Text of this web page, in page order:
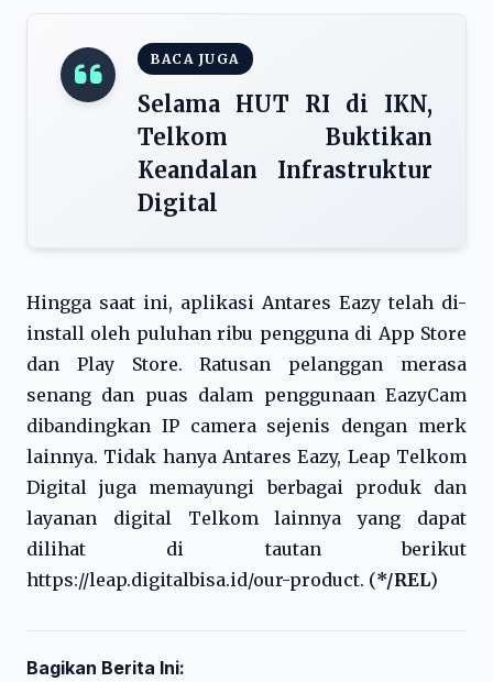
BACA JUGA
Selama HUT RI di IKN,
Telkom Buktikan
Keandalan Infrastruktur
Digital
Hingga saat ini, aplikasi Antares Eazy telah di-
install oleh puluhan ribu pengguna di App Store
dan Play Store. Ratusan pelanggan merasa
senang dan puas dalam penggunaan EazyCam
dibandingkan IP camera sejenis dengan merk
lainnya. Tidak hanya Antares Eazy, Leap Telkom
Digital juga memayungi berbagai produk dan
layanan digital Telkom lainnya yang dapat
dilihat di tautan berikut
https://leap.digitalbisa.id/our-product. (*/REL)
Bagikan Berita Ini: